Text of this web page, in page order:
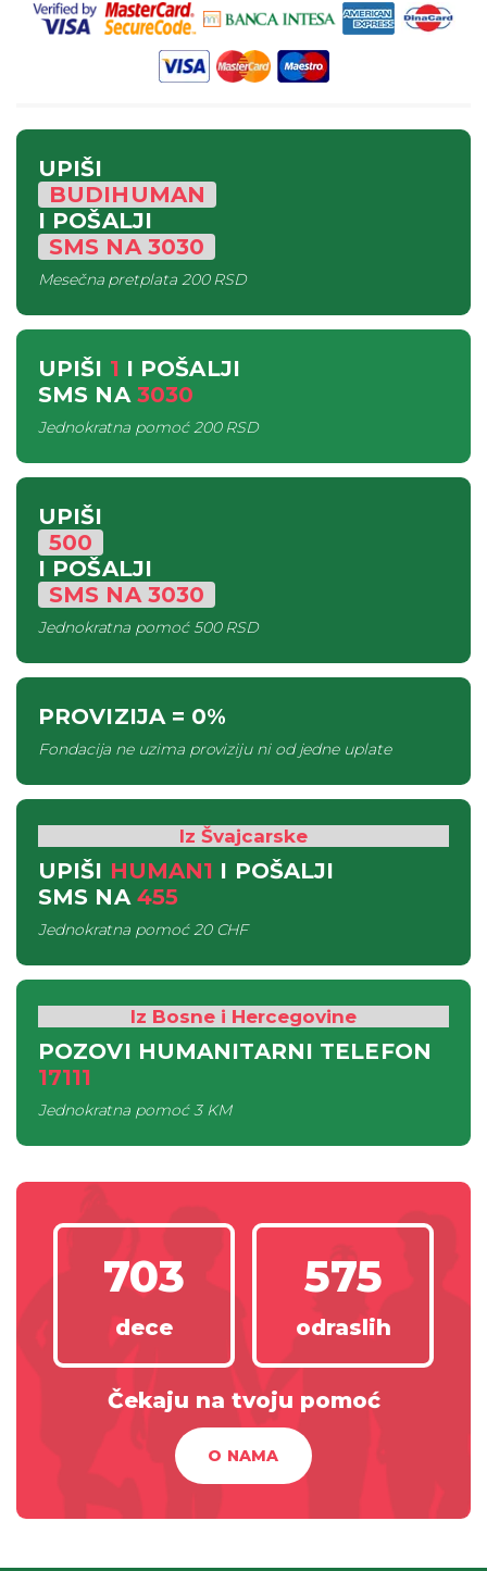
UPIŠI
BUDIHUMAN
I POŠALJI
SMS NA3030
Mesečna pretplata200 RSD
UPIŠI 1 I POŠALJI
SMS NA 3030
Jednokratna pomoć200 RSD
UPIŠI
500
I POŠALJI
SMS NA3030
Jednokratna pomoć500 RSD
PROVIZIJA= 0%
Fondacija ne uzima proviziju ni od jedne uplate
Iz Švajcarske
UPIŠI HUMAN1 I POŠALJI
SMS NA 455
Jednokratna pomoć20 CHF
Iz Bosne i Hercegovine
POZOVI HUMANITARNI TELEFON
17111
Jednokratna pomoć3 KM
703
dece
575
odraslih
Čekaju na tvoju pomoć
O NAMA